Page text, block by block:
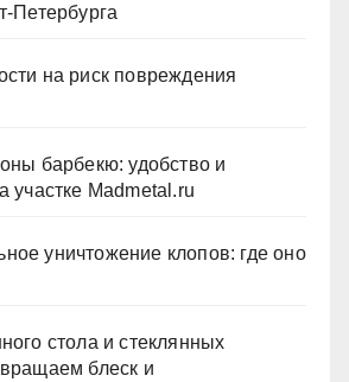
Петербурга
на риск повреждения
барбекю: удобство и
участке Madmetal.ru
уничтожение клопов: где оно
стола и стеклянных
блеск и